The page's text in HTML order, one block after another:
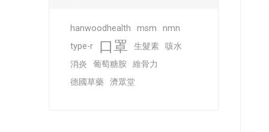
hanwoodhealth msm
nmn
type-r
口罩 生髮素
咳水
消炎
葡萄糖胺
維骨力
德國草藥
濟眾堂